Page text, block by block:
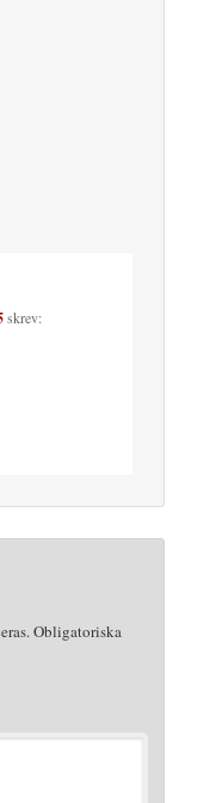
skrev:
Obligatoriska